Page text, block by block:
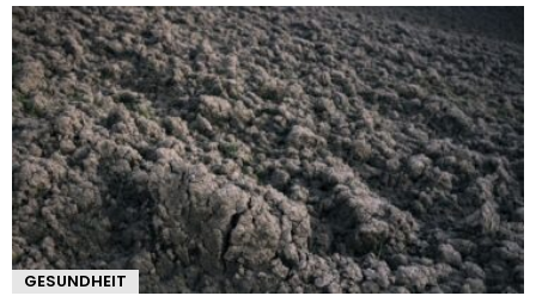
GESUNDHEIT